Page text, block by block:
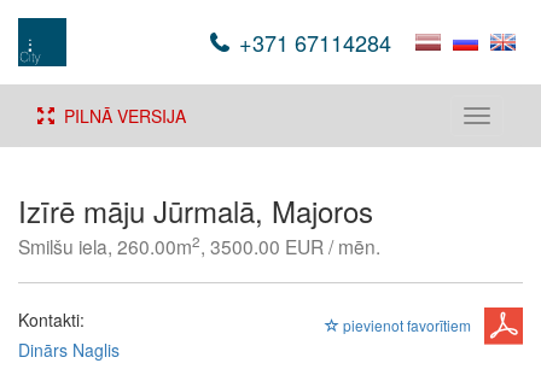
+371 67114284
Toggle
PILNĀ VERSIJA
Izīrē māju Jūrmalā, Majoros
Smilšu iela, 260.00m2, 3500.00 EUR / mēn.
pievienot favorītiem
Kontakti:
Dinārs Naglis